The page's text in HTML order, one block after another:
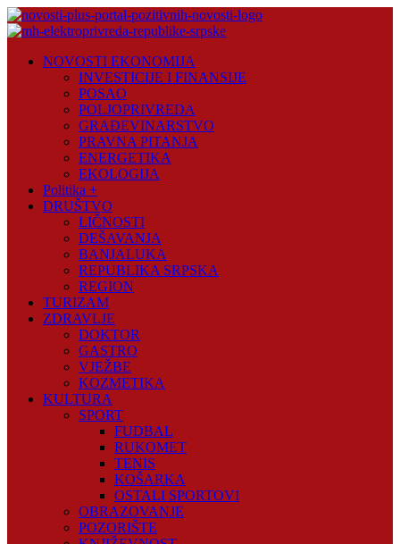
Skip
to
Plus
NOVOSTI EKONOMIJA
INVESTICIJE I FINANSIJE
POSAO
POLJOPRIVREDA
GRAĐEVINARSTVO
PRAVNA PITANJA
ENERGETIKA
EKOLOGIJA
Politika +
DRUŠTVO
LIČNOSTI
DEŠAVANJA
BANJALUKA
REPUBLIKA SRPSKA
REGION
TURIZAM
ZDRAVLJE
DOKTOR
GASTRO
VJEŽBE
KOZMETIKA
KULTURA
SPORT
FUDBAL
RUKOMET
TENIS
KOŠARKA
OSTALI SPORTOVI
OBRAZOVANJE
POZORIŠTE